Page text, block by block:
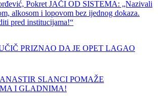
Pokret JAČI OD SISTEMA: „Nazivali
alkosom i lopovom bez ijednog dokaza.
pred institucijama!“
PRIZNAO DA JE OPET LAGAO
SLANCI POMAŽE
I GLADNIMA!